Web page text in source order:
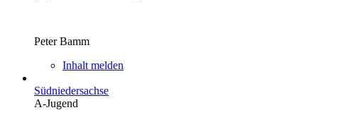
Peter Bamm
Inhalt melden
Südniedersachse
A-Jugend